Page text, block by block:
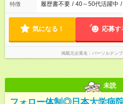
特徴 履歴書不要 / 40～50代活躍中 /
気になる！ 応募す
掲載元企業名 パーソルテン
未読
フォロー体制◎日本大学病